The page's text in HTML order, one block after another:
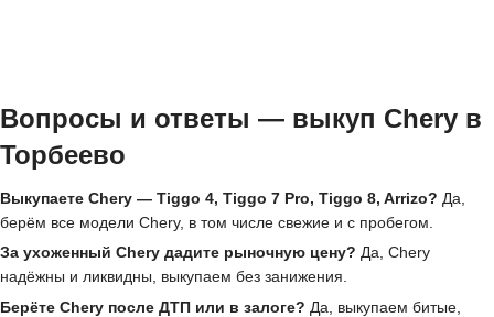
Вопросы и ответы — выкуп Chery в
Торбеево
Выкупаете Chery — Tiggo 4, Tiggo 7 Pro, Tiggo 8, Arrizo? Да,
берём все модели Chery, в том числе свежие и с пробегом.
За ухоженный Chery дадите рыночную цену? Да, Chery
надёжны и ликвидны, выкупаем без занижения.
Берёте Chery после ДТП или в залоге? Да, выкупаем битые,